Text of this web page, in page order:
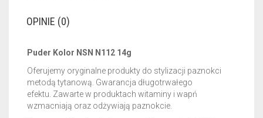
OPINIE (0)
Puder Kolor NSN N112 14g
Oferujemy oryginalne produkty do stylizacji paznokci
metodą tytanową. Gwarancja długotrwałego
efektu. Zawarte w produktach witaminy i wapń
wzmacniają oraz odżywiają paznokcie.